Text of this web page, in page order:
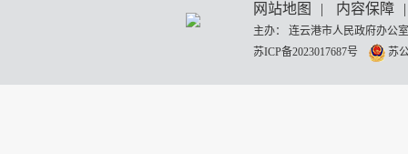
网站地图 | 内容保障 |
主办： 连云港市人民政府办
苏ICP备2023017687号
苏